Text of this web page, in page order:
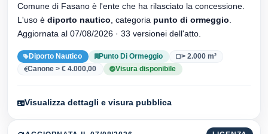
Comune di Fasano è l'ente che ha rilasciato la concessione.
L'uso è diporto nautico , categoria punto di ormeggio
Aggiornata al 07/08/2026 · 33 versionei dell'atto.
Diporto Nautico Punto Di Ormeggio
> 2.000 m²
Canone > € 4.000,00
Visura disponibile
Visualizza dettagli e visura pubblica